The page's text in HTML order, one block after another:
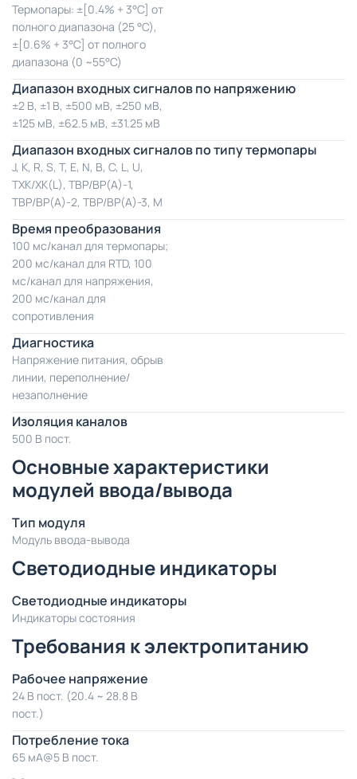
Термопары: ±[0.4% + 3°С] от
полного диапазона (25 °С),
±[0.6% + 3°С] от полного
диапазона (0 ~55°С)
Диапазон входных сигналов по напряжению
±2 В, ±1 В, ±500 мВ, ±250 мВ,
±125 мВ, ±62.5 мВ, ±31.25 мВ
Диапазон входных сигналов по типу термопары
J, K, R, S, T, E, N, B, C, L, U,
TXK/XK(L), TBP/BP(A)-1,
TBP/BP(A)-2, TBP/BP(A)-3, M
Время преобразования
100 мс/канал для термопары;
200 мс/канал для RTD, 100
мс/канал для напряжения,
200 мс/канал для
сопротивления
Диагностика
Напряжение питания, обрыв
линии, переполнение/
незаполнение
Изоляция каналов
500 В пост.
Основные характеристики
модулей ввода/вывода
Тип модуля
Модуль ввода-вывода
Светодиодные индикаторы
Светодиодные индикаторы
Индикаторы состояния
Требования к электропитанию
Рабочее напряжение
24 В пост. (20.4 ~ 28.8 В
пост.)
Потребление тока
65 мА@5 В пост.